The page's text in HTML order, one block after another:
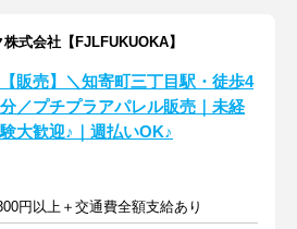
式会社【FJLFUKUOKA】
【販売】＼知寄町三丁目駅・徒歩4
分／プチプラアパレル販売｜未経
験大歓迎♪｜週払いOK♪
円以上＋交通費全額支給あり